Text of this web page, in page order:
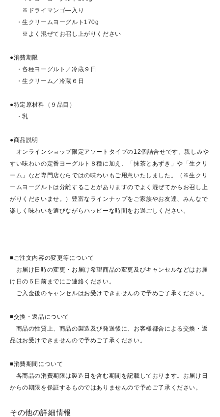
※ドライマンゴ―入り
・生クリームヨーグルト170g
※よく混ぜてお召し上がりください
●消費期限
・各種ヨーグルト／冷蔵９日
・生クリーム／冷蔵６日
●特定原材料（９品目）
・乳
●商品説明
オンラインショップ限定アソートタイプの12個詰合せです。親しみや
すい味わいの定番ヨーグルト８種に加え、「抹茶とあずき」や「生クリ
ーム」など専門店ならではの味わいもご用意いたしました。（※生クリ
ームヨーグルトは分離することがありますのでよく混ぜてからお召し上
がりくださいませ。）豊富なラインナップをご家族やお友達、みんなで
楽しく味わいを選びながらハッピーな時間をお過ごしください。
■ご注文内容の変更等について
お届け日時の変更・お届け希望商品の変更及びキャンセルなどはお届
け日の５日前までにご連絡ください。
ご入金後のキャンセルはお受けできませんので予めご了承ください。
■交換・返品について
商品の性質上、商品の製造及び発送後に、お客様都合による交換・返
品はお受けできませんので予めご了承ください。
■消費期間について
各商品の消費期限は製造日を含む期間を記載しております。お届け日
からの期限を保証するものではありませんので予めご了承ください。
その他の詳細情報